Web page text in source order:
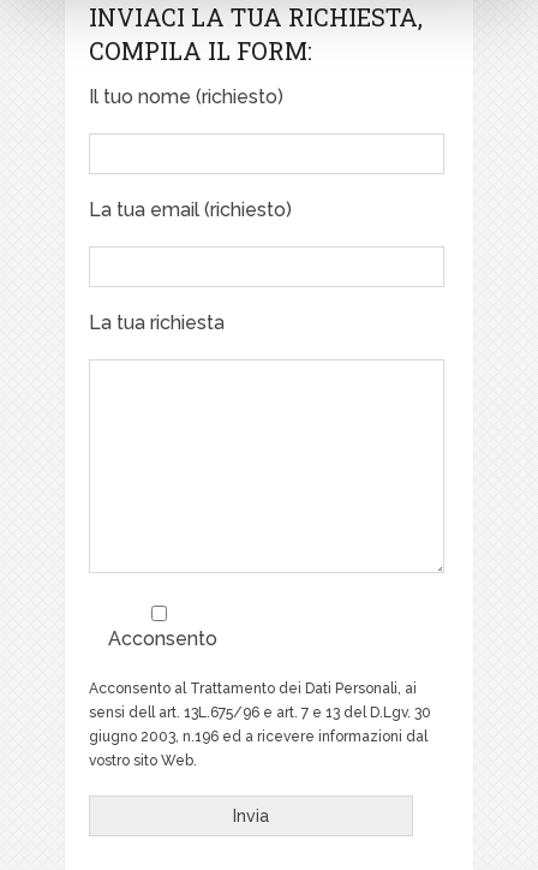
INVIACI LA TUA RICHIESTA,
COMPILA IL FORM:
Il tuo nome (richiesto)
La tua email (richiesto)
La tua richiesta
Acconsento
Acconsento al Trattamento dei Dati Personali, ai
sensi dell art. 13L.675/96 e art. 7 e 13 del D.Lgv. 30
giugno 2003, n.196 ed a ricevere informazioni dal
vostro sito Web.